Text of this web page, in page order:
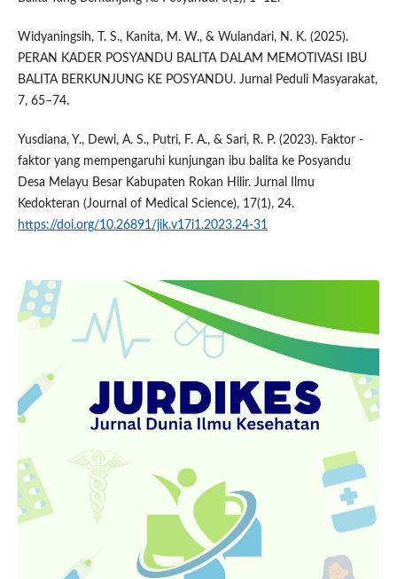
Widyaningsih, T. S., Kanita, M. W., & Wulandari, N. K. (2025).
PERAN KADER POSYANDU BALITA DALAM MEMOTIVASI IBU
BALITA BERKUNJUNG KE POSYANDU. Jurnal Peduli Masyarakat,
7, 65–74.
Yusdiana, Y., Dewi, A. S., Putri, F. A., & Sari, R. P. (2023). Faktor -
faktor yang mempengaruhi kunjungan ibu balita ke Posyandu
Desa Melayu Besar Kabupaten Rokan Hilir. Jurnal Ilmu
Kedokteran (Journal of Medical Science), 17(1), 24.
https://doi.org/10.26891/jik.v17i1.2023.24-31